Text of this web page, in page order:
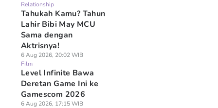
Relationship
Tahukah Kamu? Tahun
Lahir Bibi May MCU
Sama dengan
Aktrisnya!
6 Aug 2026, 20:02 WIB
Film
Level Infinite Bawa
Deretan Game Ini ke
Gamescom 2026
6 Aug 2026, 17:15 WIB